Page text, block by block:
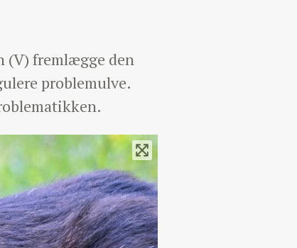
(V) fremlægge den
problemulve.